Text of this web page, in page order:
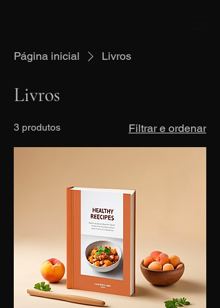
Página inicial Livros
Livros
3 produtos Filtrar e ordenar